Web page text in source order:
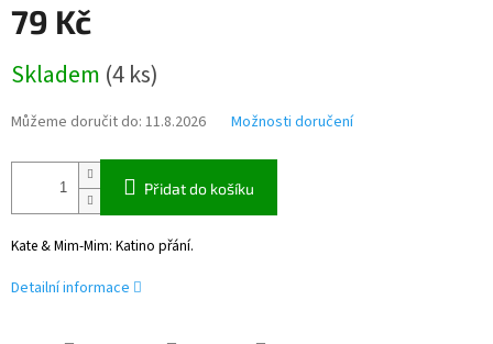
79 Kč
cena:
Skladem (4 ks)
Můžeme doručit do: 11.8.2026 Možnosti doručení
Přidat do košíku
Kate & Mim-Mim: Katino přání.
Detailní informace